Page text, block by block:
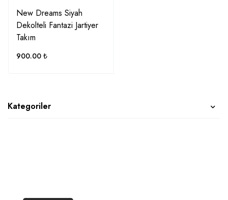
Kategoriler
New Dreams Siyah
Dekolteli Fantazi Jartiyer
Takım
900.00 ₺